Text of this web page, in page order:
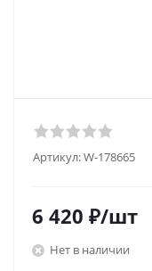
Артикул:W-178665
6 420 ₽/шт
Нет в наличии